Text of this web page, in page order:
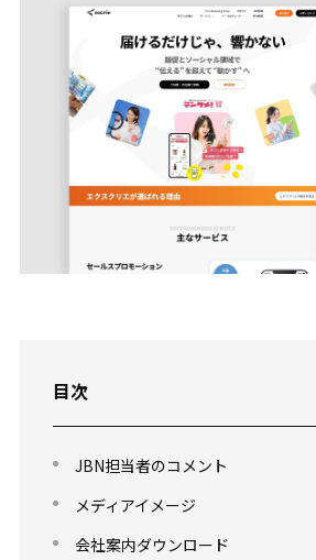
目次
JBN担当者のコメント
メディアイメージ
会社案内ダウンロード